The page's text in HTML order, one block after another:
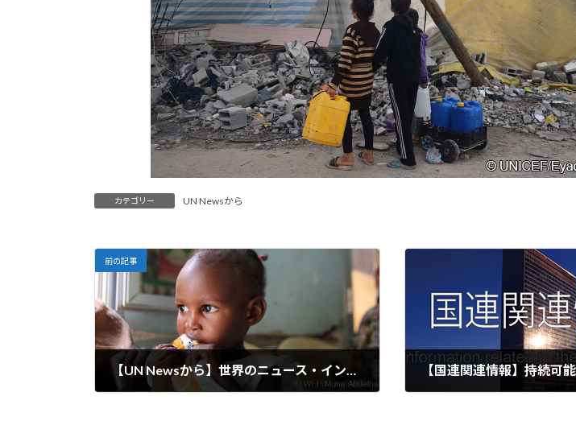
カテゴリー UN Newsから
前の記事
【UN Newsから】世界のニュース・イン・ブリーフ：WFP、スーダンでの食糧援助の一部停止を余儀なくされる、コンゴ民主共和国選挙、平和維持軍総長がCARを訪問